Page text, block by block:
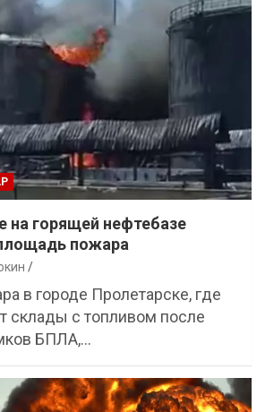
на горящей нефтебазе
пожара
в городе Пролетарске, где
склады с топливом после
БПЛА,…